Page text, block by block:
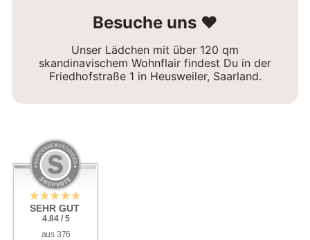
Besuche uns ❤
Unser Lädchen mit über 120 qm
skandinavischem Wohnflair findest Du in der
Friedhofstraße 1 in Heusweiler, Saarland.
SEHR GUT
4.84 / 5
aus 376